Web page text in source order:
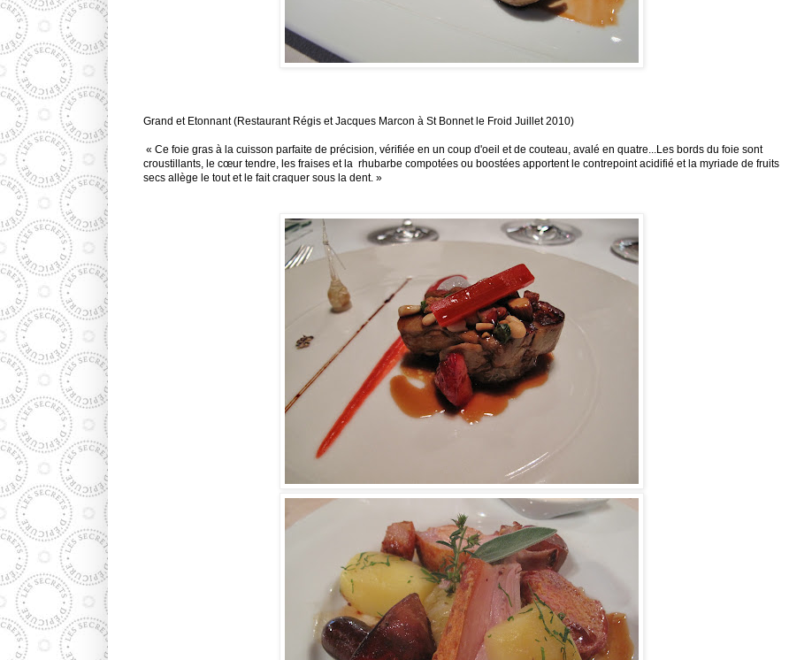
Grand et Etonnant (Restaurant Régis et Jacques Marcon à St Bonnet le Froid Juillet 2010)
« Ce foie gras à la cuisson parfaite de précision, vérifiée en un coup d'oeil et de couteau, avalé en quatre...Les bords du foie sont
croustillants, le cœur tendre, les fraises et la rhubarbe compotées ou boostées apportent le contrepoint acidifié et la myriade de fruits
secs allège le tout et le fait craquer sous la dent. »